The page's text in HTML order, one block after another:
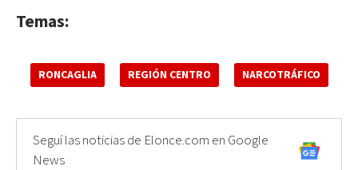
Temas:
RONCAGLIA REGIÓN CENTRO NARCOTRÁFICO
Seguí las noticias de Elonce.com en Google
News